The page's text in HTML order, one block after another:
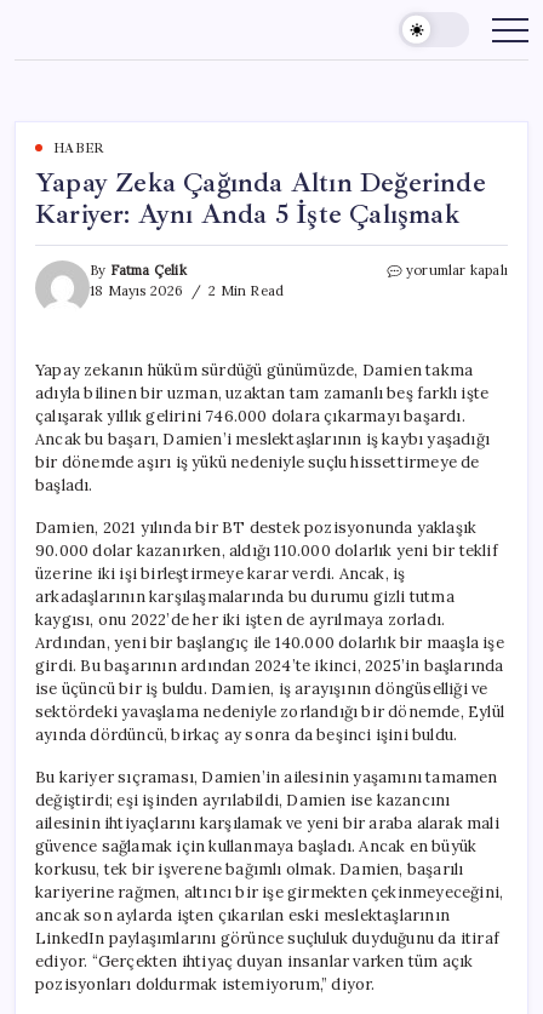
content
HABER
Yapay Zeka Çağında Altın Değerinde
Kariyer: Aynı Anda 5 İşte Çalışmak
By Fatma Çelik
18 Mayıs 2026
2 Min Read
Yapay
Kariyer:
Aynı
Anda
5
İşte
Çalışmak
yorumlar kapalı
Yapay zekanın hüküm sürdüğü günümüzde, Damien takma
adıyla bilinen bir uzman, uzaktan tam zamanlı beş farklı işte
çalışarak yıllık gelirini 746.000 dolara çıkarmayı başardı.
Ancak bu başarı, Damien’i meslektaşlarının iş kaybı yaşadığı
bir dönemde aşırı iş yükü nedeniyle suçlu hissettirmeye de
başladı.
Damien, 2021 yılında bir BT destek pozisyonunda yaklaşık
90.000 dolar kazanırken, aldığı 110.000 dolarlık yeni bir teklif
üzerine iki işi birleştirmeye karar verdi. Ancak, iş
arkadaşlarının karşılaşmalarında bu durumu gizli tutma
kaygısı, onu 2022’de her iki işten de ayrılmaya zorladı.
Ardından, yeni bir başlangıç ile 140.000 dolarlık bir maaşla işe
girdi. Bu başarının ardından 2024’te ikinci, 2025’in başlarında
ise üçüncü bir iş buldu. Damien, iş arayışının döngüselliği ve
sektördeki yavaşlama nedeniyle zorlandığı bir dönemde, Eylül
ayında dördüncü, birkaç ay sonra da beşinci işini buldu.
Bu kariyer sıçraması, Damien’in ailesinin yaşamını tamamen
değiştirdi; eşi işinden ayrılabildi, Damien ise kazancını
ailesinin ihtiyaçlarını karşılamak ve yeni bir araba alarak mali
güvence sağlamak için kullanmaya başladı. Ancak en büyük
korkusu, tek bir işverene bağımlı olmak. Damien, başarılı
kariyerine rağmen, altıncı bir işe girmekten çekinmeyeceğini,
ancak son aylarda işten çıkarılan eski meslektaşlarının
LinkedIn paylaşımlarını görünce suçluluk duyduğunu da itiraf
ediyor. “Gerçekten ihtiyaç duyan insanlar varken tüm açık
pozisyonları doldurmak istemiyorum,” diyor.